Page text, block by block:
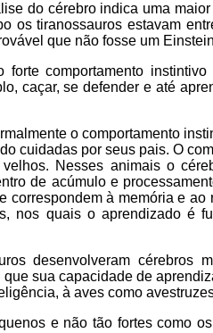
do cérebro indica uma
os tiranossauros estavam
que não fosse um
comportamento
caçar, se defender e até
o comportamento
cuidadas por seus pais. O
Nesses animais o
de acúmulo e
à memória e
nos quais o aprendizado é
desenvolveram cérebros
sua capacidade de
à aves como
e não tão fortes como